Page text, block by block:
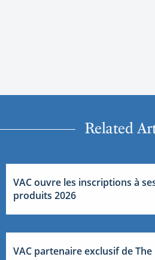
Related
VAC ouvre les inscriptions à
produits 2026
VAC partenaire exclusif de